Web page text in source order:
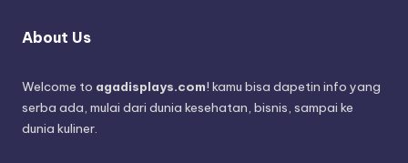
About Us
Welcome to agadisplays.com! kamu bisa dapetin info yang
serba ada, mulai dari dunia kesehatan, bisnis, sampai ke
dunia kuliner.